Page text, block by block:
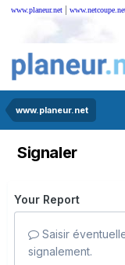
www.planeur.net |
www.planeur.net
Signaler
Your Report
Saisir
signalement.